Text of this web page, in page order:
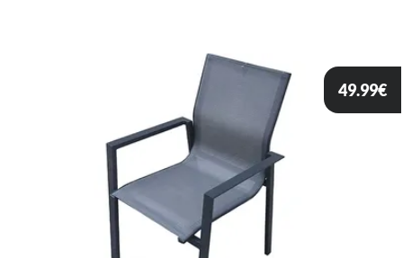
49.99€